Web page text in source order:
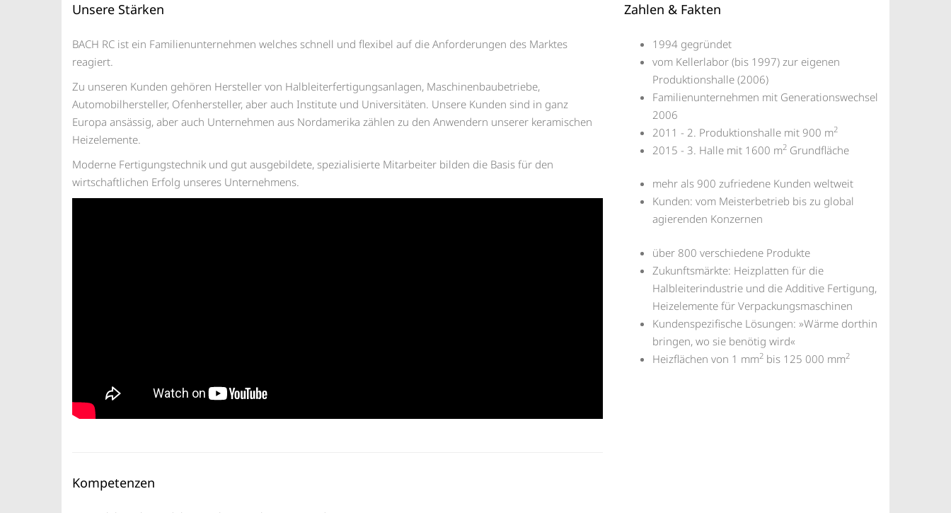
Unsere Stärken
BACH RC ist ein Familienunternehmen welches schnell und flexibel auf die Anforderungen des Marktes
reagiert.
Zu unseren Kunden gehören Hersteller von Halbleiterfertigungsanlagen, Maschinenbaubetriebe,
Automobilhersteller, Ofenhersteller, aber auch Institute und Universitäten. Unsere Kunden sind in ganz
Europa ansässig, aber auch Unternehmen aus Nordamerika zählen zu den Anwendern unserer keramischen
Heizelemente.
Moderne Fertigungstechnik und gut ausgebildete, spezialisierte Mitarbeiter bilden die Basis für den
wirtschaftlichen Erfolg unseres Unternehmens.
Kompetenzen
Zahlen & Fakten
1994 gegründet
vom Kellerlabor (bis 1997) zur eigenen
Produktionshalle (2006)
Familienunternehmen mit Generationswechsel
2006
2011 - 2. Produktionshalle mit 900 m2
2015 - 3. Halle mit 1600 m2 Grundfläche
mehr als 900 zufriedene Kunden weltweit
Kunden: vom Meisterbetrieb bis zu global
agierenden Konzernen
über 800 verschiedene Produkte
Zukunftsmärkte: Heizplatten für die
Halbleiterindustrie und die Additive Fertigung,
Heizelemente für Verpackungsmaschinen
Kundenspezifische Lösungen: »Wärme dorthin
bringen, wo sie benötig wird«
Heizflächen von 1 mm2 bis 125 000 mm2